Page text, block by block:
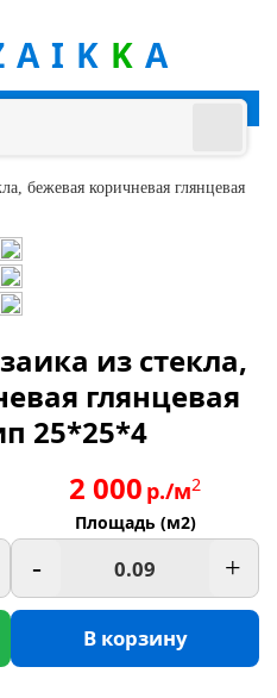
K A
бежевая коричневая глянцевая
из стекла,
глянцевая
25*25*4
2 000 р./м2
Площадь (м2)
- +
В корзину